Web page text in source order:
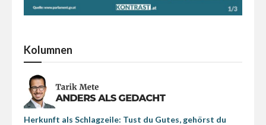
Kolumnen
Herkunft als Schlagzeile: Tust du Gutes, gehörst du